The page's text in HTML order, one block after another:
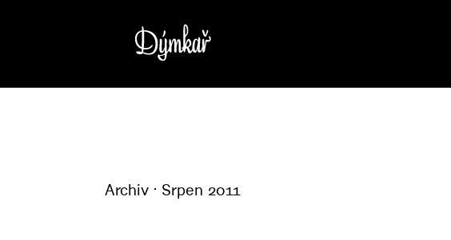
Archiv Srpen 2011